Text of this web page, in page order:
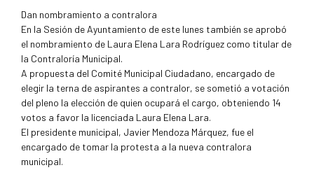
Dan nombramiento a contralora
En la Sesión de Ayuntamiento de este lunes también se aprobó
el nombramiento de Laura Elena Lara Rodríguez como titular de
la Contraloría Municipal.
A propuesta del Comité Municipal Ciudadano, encargado de
elegir la terna de aspirantes a contralor, se sometió a votación
del pleno la elección de quien ocupará el cargo, obteniendo 14
votos a favor la licenciada Laura Elena Lara.
El presidente municipal, Javier Mendoza Márquez, fue el
encargado de tomar la protesta a la nueva contralora
municipal.